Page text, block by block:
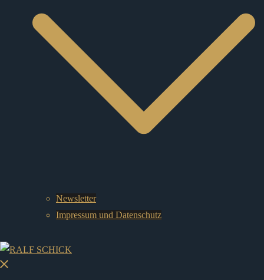
Newsletter
Impressum und Datenschutz
Menü